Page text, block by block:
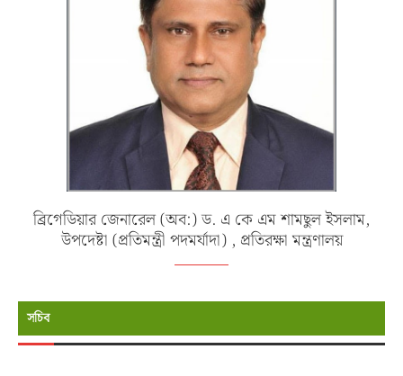
ব্রিগেডিয়ার জেনারেল (অব:) ড. এ কে এম শামছুল ইসলাম,
উপদেষ্টা (প্রতিমন্ত্রী পদমর্যাদা) , প্রতিরক্ষা মন্ত্রণালয়
সচিব